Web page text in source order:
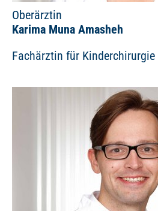
Oberärztin
Karima Muna Amasheh
Fachärztin für Kinderchirurgie